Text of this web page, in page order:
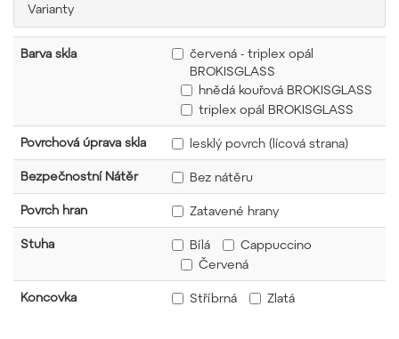
Varianty
Barva skla
červená - triplex opál
BROKISGLASS
hnědá kouřová BROKISGLASS
triplex opál BROKISGLASS
Povrchová úprava skla lesklý povrch (lícová strana)
Bezpečnostní Nátěr Bez nátěru
Povrch hran Zatavené hrany
Stuha Bílá
Cappuccino
Červená
Koncovka Stříbrná Zlatá